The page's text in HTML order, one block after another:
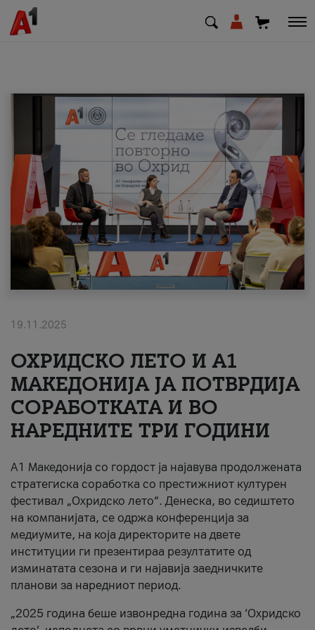
МК SQ
Приватни Деловни
Поддршка
Надополни кредит
#ПодобарОнлајн
19.11.2025
ОХРИДСКО ЛЕТО И A1
МАКЕДОНИЈА ЈА ПОТВРДИЈА
СОРАБОТКАТА И ВО
НАРЕДНИТЕ ТРИ ГОДИНИ
A1 Македонија со гордост ја најавува продолжената
стратегиска соработка со престижниот културен
фестивал „Охридско лето“. Денеска, во седиштето
на компанијата, се одржа конференција за
медиумите, на која директорите на двете
институции ги презентираа резултатите од
изминатата сезона и ги најавија заедничките
планови за наредниот период.
„2025 година беше извонредна година за ‘Охридско